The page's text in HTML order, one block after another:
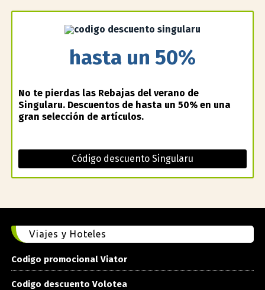
hasta un 50%
No te pierdas las Rebajas del verano de
Singularu. Descuentos de hasta un 50% en una
gran selección de artículos.
Código descuento Singularu
Viajes y Hoteles
Codigo promocional Viator
Codigo descuento Volotea